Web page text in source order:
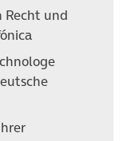
Recht und